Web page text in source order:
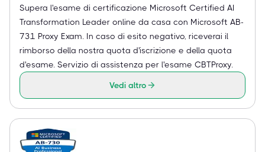
Supera l'esame di certificazione Microsoft Certified AI
Transformation Leader online da casa con Microsoft AB-
731 Proxy Exam. In caso di esito negativo, riceverai il
rimborso della nostra quota d'iscrizione e della quota
d'esame. Servizio di assistenza per l'esame CBTProxy.
Vedi altro